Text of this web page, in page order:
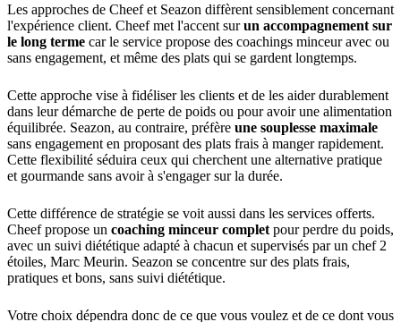
Les approches de Cheef et Seazon diffèrent sensiblement concernant
l'expérience client. Cheef met l'accent surun accompagnement sur
le long terme car le service propose des coachings minceur avec ou
sans engagement, et même des plats qui se gardent longtemps.
Cette approche vise à fidéliser les clients et de les aider durablement
dans leur démarche de perte de poids ou pour avoir une alimentation
équilibrée. Seazon, au contraire, préfère une souplesse maximale
sans engagement en proposant des plats frais à manger rapidement.
Cette flexibilité séduira ceux qui cherchent une alternative pratique
et gourmande sans avoir à s'engager sur la durée.
Cette différence de stratégie se voit aussi dans les services offerts.
Cheef propose un coaching minceur complet pour perdre du poids,
avec un suivi diététique adapté à chacun et supervisés par un chef 2
étoiles, Marc Meurin. Seazon se concentre sur des plats frais,
pratiques et bons, sans suivi diététique.
Votre choix dépendra donc de ce que vous voulez et de ce dont vous